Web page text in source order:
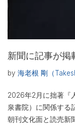
新聞に記事が掲
by 海老根 剛（
2026年2月に拙著『
泉書院）に関係する
朝刊文化面と読売新